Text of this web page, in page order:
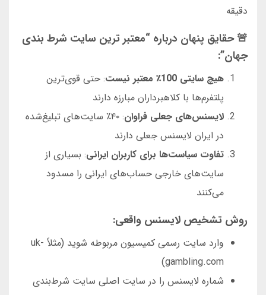
دقیقه
🚨 حقایق پنهان درباره “معتبر ترین سایت شرط بندی
جهان”:
هیچ سایتی 100٪ معتبر نیست
: حتی قوی‌ترین
پلتفرم‌ها با کلاهبرداران مبارزه دارند
لایسنس‌های جعلی فراوان
: ۴۰٪ سایت‌های تبلیغ‌شده
در ایران لایسنس جعلی دارند
تفاوت سیاست‌ها برای کاربران ایرانی: بسیاری از
سایت‌های خارجی حساب‌های ایرانی را مسدود
می‌کنند
روش تشخیص لایسنس واقعی:
وارد سایت رسمی کمیسیون مربوطه شوید (مثلاً uk-
gambling.com)
شماره لایسنس را در سایت اصلی سایت شرط‌بندی